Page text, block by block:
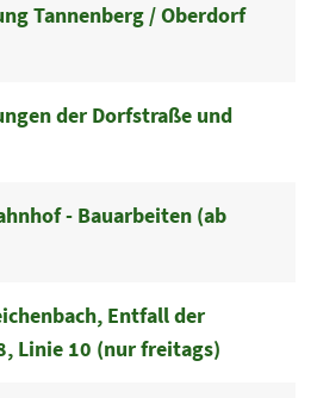
Tannenberg / Oberdorf
der Dorfstraße und
- Bauarbeiten (ab
Entfall der
Linie 10 (nur freitags)